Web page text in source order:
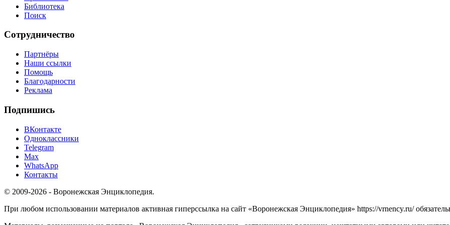
Библиотека
Поиск
Сотрудничество
Партнёры
Наши ссылки
Помощь
Благодарности
Реклама
Подпишись
ВКонтакте
Одноклассники
Telegram
Max
WhatsApp
Контакты
© 2009-2026 - Воронежская Энциклопедия.
При любом использовании материалов активная гиперссылка на сайт «Воронежская Энциклопедия» https://vrnency.ru/